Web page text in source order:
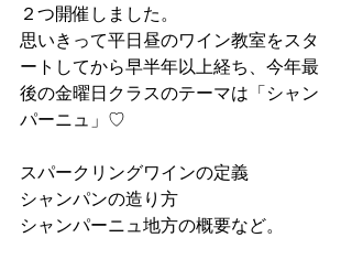
２つ開催しました。
思いきって平日昼のワイン教室をスタ
ートしてから早半年以上経ち、今年最
後の金曜日クラスのテーマは「シャン
パーニュ」♡
スパークリングワインの定義
シャンパンの造り方
シャンパーニュ地方の概要など。